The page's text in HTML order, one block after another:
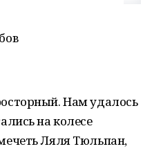
Нам удалось
на колесе
Ляля Тюльпан,